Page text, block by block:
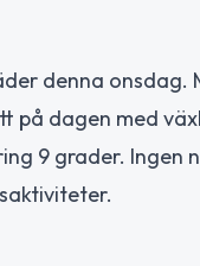
denna
på dagen med
9 grader.